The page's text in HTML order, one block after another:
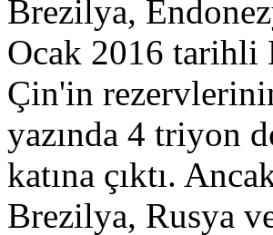
Brezilya,
Ocak 2016 tarihli
Çin'in
yazında 4 triyon
katına çıktı.
Brezilya, Rusya